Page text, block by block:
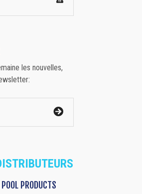
les nouvelles,
PRODUCTS